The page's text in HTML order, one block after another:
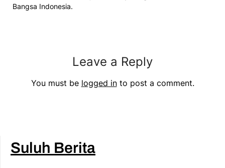
Bangsa Indonesia.
Leave a Reply
You must be logged into post a comment.
Suluh Berita